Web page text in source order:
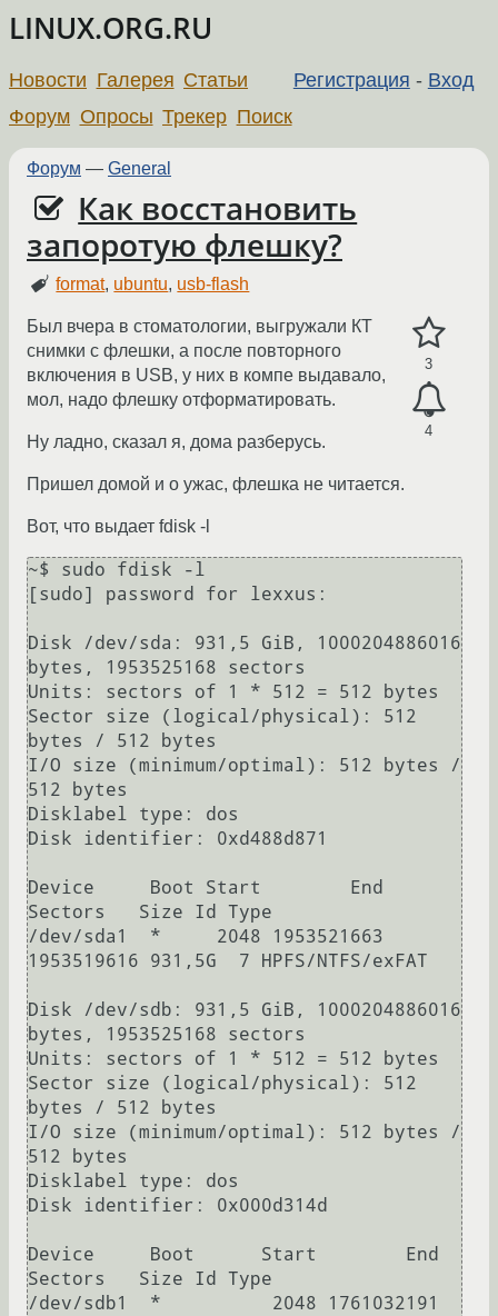
LINUX.ORG.RU
Регистрация - Вход
Новости Галерея Статьи
Форум Опросы Трекер Поиск
Форум — General
Как восстановить
запоротую флешку?
format, ubuntu, usb-flash
3
4
Был вчера в стоматологии, выгружали КТ
снимки с флешки, а после повторного
включения в USB, у них в компе выдавало,
мол, надо флешку отформатировать.
Ну ладно, сказал я, дома разберусь.
Пришел домой и о ужас, флешка не читается.
Вот, что выдает fdisk -l
~$ sudo fdisk -l
[sudo] password for lexxus:
Disk /dev/sda: 931,5 GiB, 1000204886016
bytes, 1953525168 sectors
Units: sectors of 1 * 512 = 512 bytes
Sector size (logical/physical): 512
bytes / 512 bytes
I/O size (minimum/optimal): 512 bytes /
512 bytes
Disklabel type: dos
Disk identifier: 0xd488d871
Device     Boot Start        End
Sectors   Size Id Type
/dev/sda1  *     2048 1953521663
1953519616 931,5G  7 HPFS/NTFS/exFAT
Disk /dev/sdb: 931,5 GiB, 1000204886016
bytes, 1953525168 sectors
Units: sectors of 1 * 512 = 512 bytes
Sector size (logical/physical): 512
bytes / 512 bytes
I/O size (minimum/optimal): 512 bytes /
512 bytes
Disklabel type: dos
Disk identifier: 0x000d314d
Device     Boot      Start        End
Sectors   Size Id Type
/dev/sdb1  *          2048 1761032191